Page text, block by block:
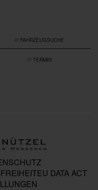
/// FAHRZEUGSUCHE
/// TERMIN
EU DATA ACT